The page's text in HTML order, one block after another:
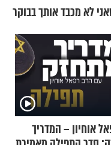
לא מכבד אותך בבוקר
אוחיון – המדריך